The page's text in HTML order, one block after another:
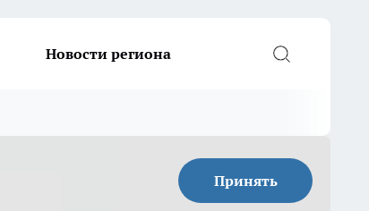
Новости региона
Принять